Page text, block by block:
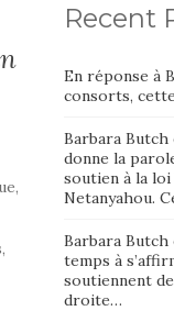
Recent
En réponse à
consorts,
Barbara Butch
donne la
soutien à la loi
Netanyahou.
Barbara Butch
temps à
soutiennent
droite…